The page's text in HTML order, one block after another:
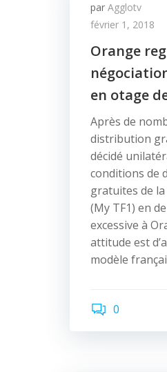
par Agglotv
février 1, 2018
Orange
en otage
Après de
distribution
décidé
conditions de
gratuites de
(My TF1) en
excessive à
attitude est
modèle
0